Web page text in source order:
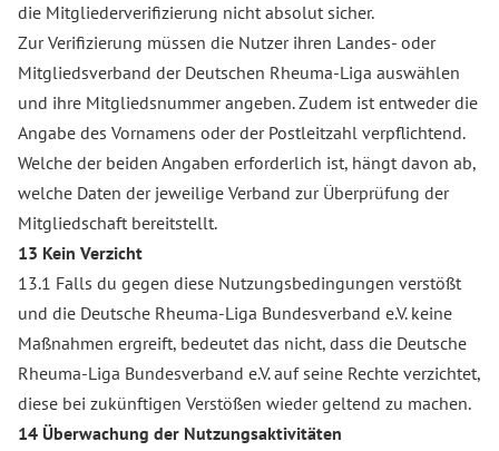
die Mitgliederverifizierung nicht absolut sicher.
Zur Verifizierung müssen die Nutzer ihren Landes- oder
Mitgliedsverband der Deutschen Rheuma-Liga auswählen
und ihre Mitgliedsnummer angeben. Zudem ist entweder die
Angabe des Vornamens oder der Postleitzahl verpflichtend.
Welche der beiden Angaben erforderlich ist, hängt davon ab,
welche Daten der jeweilige Verband zur Überprüfung der
Mitgliedschaft bereitstellt.
13 Kein Verzicht
13.1 Falls du gegen diese Nutzungsbedingungen verstößt
und die Deutsche Rheuma-Liga Bundesverband e.V. keine
Maßnahmen ergreift, bedeutet das nicht, dass die Deutsche
Rheuma-Liga Bundesverband e.V. auf seine Rechte verzichtet,
diese bei zukünftigen Verstößen wieder geltend zu machen.
14 Überwachung der Nutzungsaktivitäten